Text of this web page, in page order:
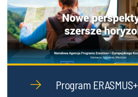
Program ERASMUS+